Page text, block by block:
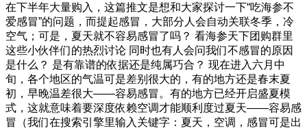
在下半年大量购入，这篇推文是想和大家探讨一下“吃海参不
爱感冒”的问题，而提起感冒，大部分人会自动关联冬季，冷
空气；可是，夏天就不容易感冒了吗？ 看海参天下团购群里
这些小伙伴们的热烈讨论 同时也有人会问我们不感冒的原因
是什么？ 是有靠谱的依据还是纯属巧合？ 现在进入六月中
旬，各个地区的气温可是差别很大的，有的地方还是春末夏
初，早晚温差很大——容易感冒。有的地方已经开启盛夏模
式，这就意味着要深度依赖空调才能顺利度过夏天——容易感
冒（我们在搜索引擎里输入关键字：夏天，空调，感冒可是出